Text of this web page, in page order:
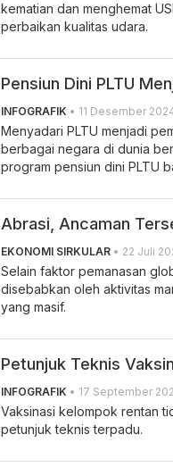
kematian dan menghemat
perbaikan kualitas udara.
Pensiun Dini PLTU
INFOGRAFIK • 11 Desember
Menyadari PLTU menjadi
berbagai negara di dunia
program pensiun dini PLTU
Abrasi, Ancaman
EKONOMI SIRKULAR • 22 Juli
Selain faktor pemanasan
disebabkan oleh aktivitas
yang masif.
Petunjuk Teknis
INFOGRAFIK • 17 September
Vaksinasi kelompok rentan
petunjuk teknis terpadu.